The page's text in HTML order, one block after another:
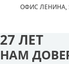
ОФИС ЛЕНИНА,
27 ЛЕТ
НАМ